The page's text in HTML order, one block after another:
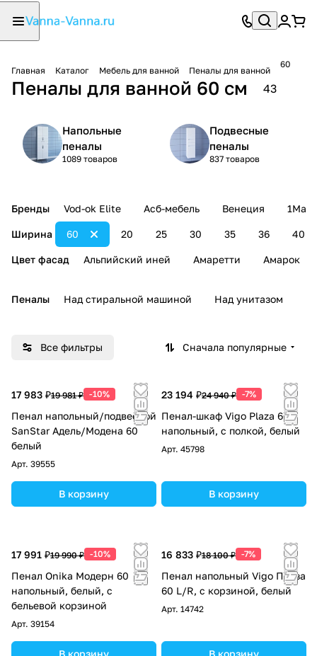
Главная Каталог Мебель для ванной Пеналы для ванной
60
Пеналы для ванной 60 см 43
Напольные
пеналы
1089 товаров
Подвесные
пеналы
837 товаров
Бренды Vod-ok Elite Асб-мебель Венеция
Ширина 20 25 30 35 36 40
60
Цвет фасад Альпийский иней Амаретти Амарок
Пеналы Над стиральной машиной Над унитазом
Все фильтры Сначала популярные
17 983 ₽19 981 ₽ -10%
Пенал напольный/подвесной
SanStar Адель/Модена 60
белый
Арт. 39555
В корзину
23 194 ₽24 940 ₽ -7%
Пенал-шкаф Vigo Plaza 60
напольный, с полкой, белый
Арт. 45798
В корзину
17 991 ₽19 990 ₽ -10%
Пенал Onika Модерн 60
напольный, белый, с
бельевой корзиной
Арт. 39154
В корзину
16 833 ₽18 100 ₽ -7%
Пенал напольный Vigo Плаза
60 L/R, с корзиной, белый
Арт. 14742
В корзину